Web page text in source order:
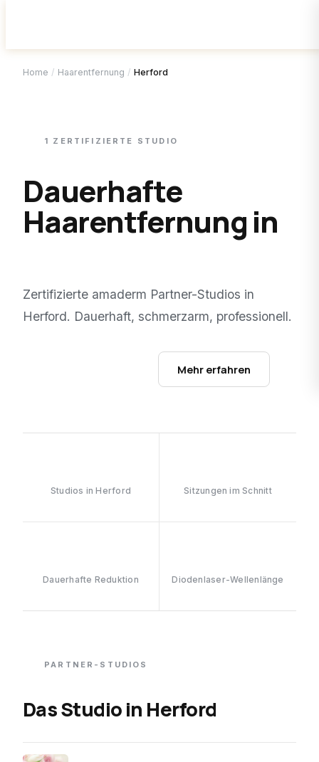
Home / Haarentfernung / Herford
1 ZERTIFIZIERTE STUDIO
Dauerhafte
Haarentfernung in
Zertifizierte amaderm Partner-Studios in
Herford. Dauerhaft, schmerzarm, professionell.
Mehr erfahren
Studios in Herford Sitzungen im Schnitt
Dauerhafte Reduktion Diodenlaser-Wellenlänge
PARTNER-STUDIOS
Das Studioin Herford